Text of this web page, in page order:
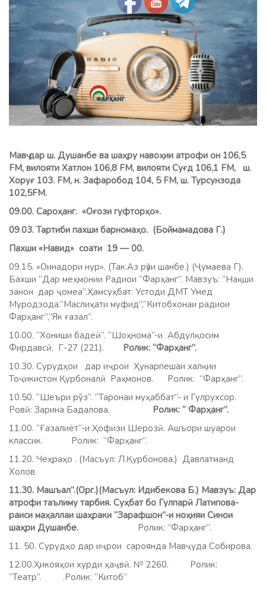
Мавҷ дар ш. Душанбе ва шаҳру навоҳии атрофи он 106,5
FM, вилояти Хатлон 106,8 FМ, вилояти Суғд 106,1 FM, ш.
Хоруғ 103. FM, н. Зафаробод 104, 5 FM, ш. Турсунзода
102,5FM.
09.00. Сароҳанг. «Оғози гуфторҳо».
09.03. Тартиби пахши барномаҳо. (Боймамадова Г.)
Пахши «Навид» соати 19 — 00.
09.15. «Оинадори нур». (Так.Аз рӯзи шанбе.) (Ҷумаева Г).
Бахши “Дар меҳмонии Радиои “Фарҳанг”. Мавзуъ: ”Нақши
занон дар ҷомеа”.Ҳамсуҳбат: Устоди ДМТ Умед
Муродзода.”Маслиҳати муфид”,”Китобхонаи радиои
Фарҳанг”,”Як ғазал”.
10.00. “Хониши бадеӣ”. “Шоҳнома”-и Абдулқосим
Фирдавсӣ. Г-27 (221).
Ролик: “Фарҳанг”.
10.30. Сурудҳои дар иҷрои Ҳунарпешаи халқии
Тоҷикистон Қурбоналӣ Раҳмонов.
Ролик: “Фарҳанг”.
10.50. “Шеъри рўз”. “Таронаи муҳаббат”- и Гулрухсор.
Ровӣ: Зарина Бадалова. Ролик: “ Фарҳанг”.
11.00. “Ғазалиёт”-и Ҳофизи Шерозӣ. Ашъори шуарои
классик. Ролик: “Фарҳанг”.
11.20. Чеҳраҳо . (Масъул: Л.Қурбонова.) Давлатманд
Холов.
11.30. Машъал”.(Орг.)(Масъул: Идибекова Б.) Мавзуъ: Дар
атрофи таълиму тарбия. Суҳбат бо Гулпарӣ Латипова-
раиси маҳаллаи шаҳраки “Зарафшон”-и ноҳияи Синои
шаҳри Душанбе. Ролик: “Фарҳанг”.
11. 50. Сурудҳо дар иҷрои сароянда Мавҷуда Собирова.
12.00.Ҳикояҳои хурди ҳаҷвӣ. № 2260. Ролик:
“Театр”. .Ролик: “Китоб”